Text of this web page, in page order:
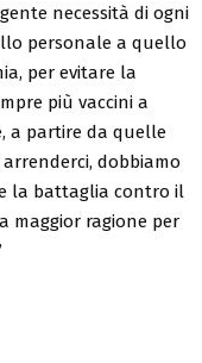
necessità di ogni
personale a quello
per evitare la
più vaccini a
a partire da quelle
dobbiamo
la battaglia contro il
maggior ragione per